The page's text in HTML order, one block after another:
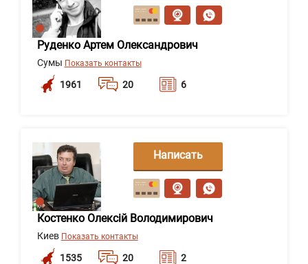
Руденко Артем Олександрович
Сумы Показать контакты
1961 20 6
сообщение
Костенко Олексій Володимирович
Киев Показать контакты
1535 20 2
Написать
сообщение